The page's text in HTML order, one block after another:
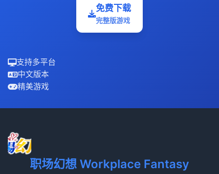
免费下载
完整版游戏
支持多平台
中文版本
精美游戏
职场幻想 Workplace Fantasy